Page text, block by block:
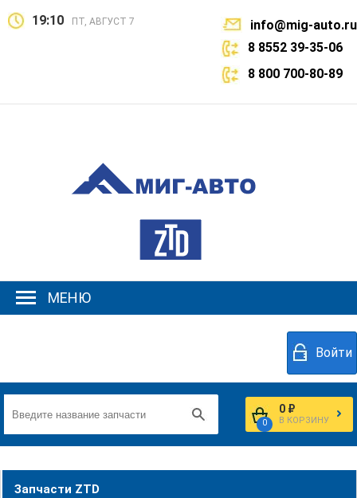
19:10 ПТ, АВГУСТ 7
info@mig-auto.ru
8 8552 39-35-06
8 800 700-80-89
МЕНЮ
Войти
0
0 ₽
В КОРЗИНУ
Запчасти ZTD